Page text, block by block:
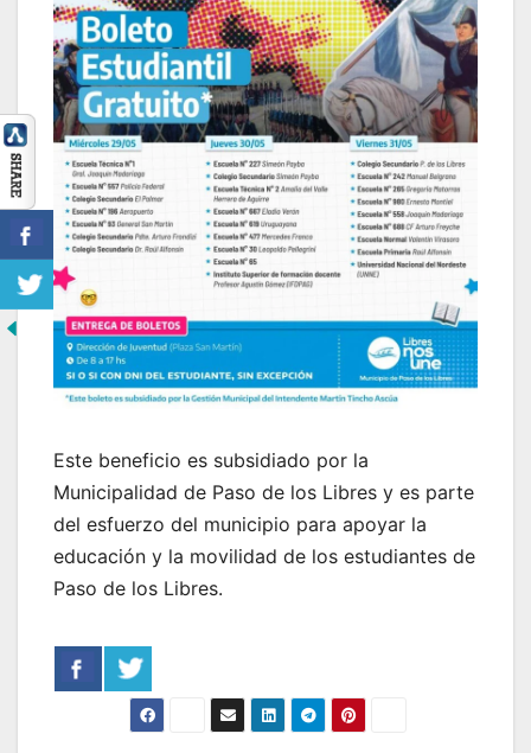
Este beneficio es subsidiado por la
Municipalidad de Paso de los Libres y es parte
del esfuerzo del municipio para apoyar la
educación y la movilidad de los estudiantes de
Paso de los Libres.